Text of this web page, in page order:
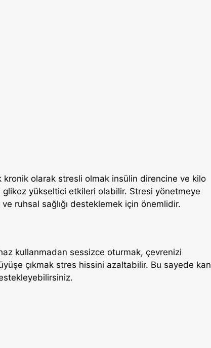
kronik olarak stresli olmak insülin direncine ve kilo
glikoz yükseltici etkileri olabilir. Stresi yönetmeye
ruhsal sağlığı desteklemek için önemlidir.
kullanmadan sessizce oturmak, çevrenizi
çıkmak stres hissini azaltabilir. Bu sayede kan